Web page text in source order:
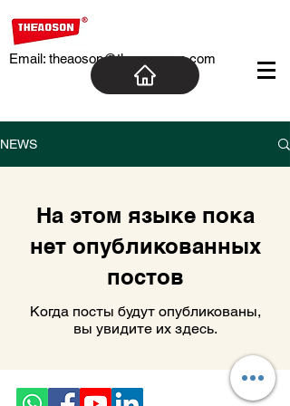
Email: theaoson@theaosoncn.com
NEWS
На этом языке пока
нет опубликованных
постов
Когда посты будут опубликованы,
вы увидите их здесь.